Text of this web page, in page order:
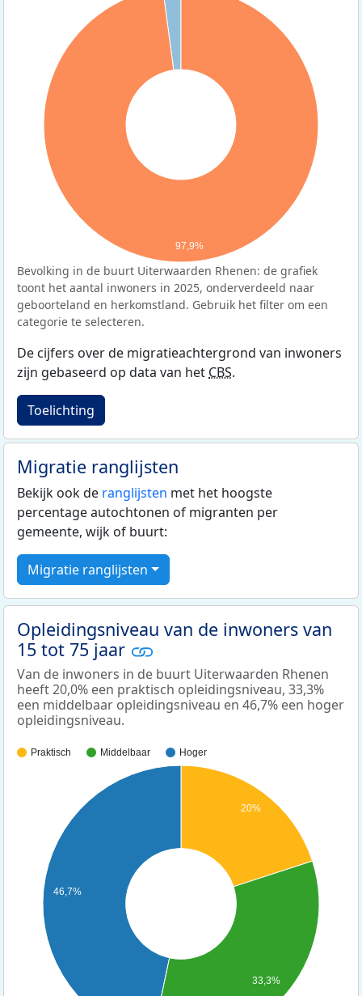
97,9%
Bevolking in de buurt Uiterwaarden Rhenen: de grafiek
toont het aantal inwoners in 2025, onderverdeeld naar
geboorteland en herkomstland. Gebruik het filter om een
categorie te selecteren.
De cijfers over de migratieachtergrond van inwoners
zijn gebaseerd op data van het CBS.
Toelichting
Migratie ranglijsten
Bekijk ook de ranglijsten met het hoogste
percentage autochtonen of migranten per
gemeente, wijk of buurt:
Migratie ranglijsten
Opleidingsniveau van de inwoners van
15 tot 75 jaar
Van de inwoners in de buurt Uiterwaarden Rhenen
heeft 20,0% een praktisch opleidingsniveau, 33,3%
een middelbaar opleidingsniveau en 46,7% een hoger
opleidingsniveau.
Praktisch Middelbaar Hoger
20%
46,7%
33,3%